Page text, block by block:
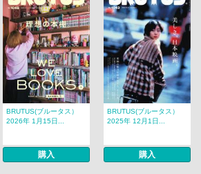
BRUTUS(ブルータス）
2026年 1月15日...
購入
BRUTUS(ブルータス）
2025年 12月1日...
購入